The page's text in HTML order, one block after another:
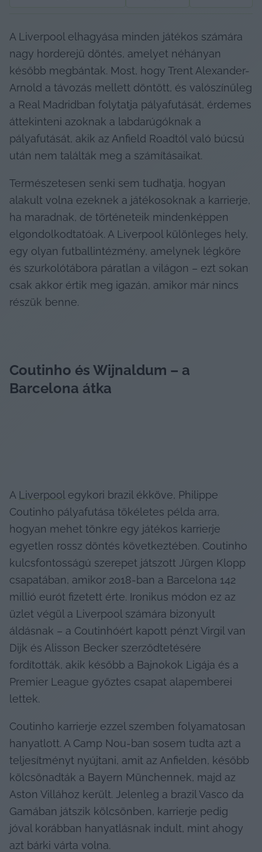
A Liverpool elhagyása minden játékos számára
nagy horderejű döntés, amelyet néhányan
később megbántak. Most, hogy Trent Alexander-
Arnold a távozás mellett döntött, és valószínűleg
a Real Madridban folytatja pályafutását, érdemes
áttekinteni azoknak a labdarúgóknak a
pályafutását, akik az Anfield Roadtól való búcsú
után nem találták meg a számításaikat.
Természetesen senki sem tudhatja, hogyan
alakult volna ezeknek a játékosoknak a karrierje,
ha maradnak, de történeteik mindenképpen
elgondolkodtatóak. A Liverpool különleges hely,
egy olyan futballintézmény, amelynek légköre
és szurkolótábora páratlan a világon – ezt sokan
csak akkor értik meg igazán, amikor már nincs
részük benne.
Coutinho és Wijnaldum – a
Barcelona átka
A Liverpool egykori brazil ékköve, Philippe
Coutinho pályafutása tökéletes példa arra,
hogyan mehet tönkre egy játékos karrierje
egyetlen rossz döntés következtében. Coutinho
kulcsfontosságú szerepet játszott Jürgen Klopp
csapatában, amikor 2018-ban a Barcelona 142
millió eurót fizetett érte. Ironikus módon ez az
üzlet végül a Liverpool számára bizonyult
áldásnak – a Coutinhóért kapott pénzt Virgil van
Dijk és Alisson Becker szerződtetésére
fordították, akik később a Bajnokok Ligája és a
Premier League győztes csapat alapemberei
lettek.
Coutinho karrierje ezzel szemben folyamatosan
hanyatlott. A Camp Nou-ban sosem tudta azt a
teljesítményt nyújtani, amit az Anfielden, később
kölcsönadták a Bayern Münchennek, majd az
Aston Villához került. Jelenleg a brazil Vasco da
Gamában játszik kölcsönben, karrierje pedig
jóval korábban hanyatlásnak indult, mint ahogy
azt bárki várta volna.